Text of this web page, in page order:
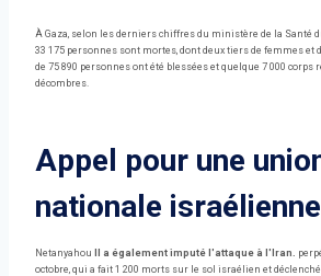
À Gaza, selon les derniers chiffres du ministère de la Santé
33 175 personnes sont mortes, dont deux tiers de femmes et
de 75 890 personnes ont été blessées et quelque 7 000 corps
décombres.
Appel pour une
nationale israélienne
Netanyahou Il a également imputé l'attaque à l'Iran.
octobre, qui a fait 1 200 morts sur le sol israélien et